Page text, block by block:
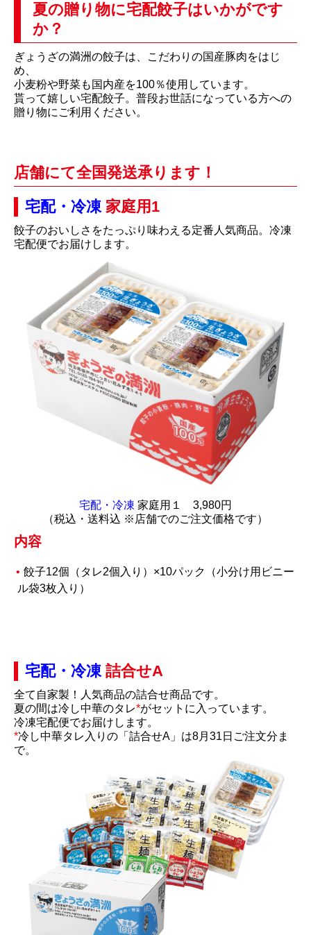
夏の贈り物に宅配餃子はいかがです
か？
ぎょうざの満洲の餃子は、こだわりの国産豚肉をはじ
め、
小麦粉や野菜も国内産を100％使用しています。
貰って嬉しい宅配餃子。普段お世話になっている方への
贈り物にご利用ください。
店舗にて全国発送承ります！
宅配・冷凍家庭用1
餃子のおいしさをたっぷり味わえる定番人気商品。冷凍
宅配便でお届けします。
宅配・冷凍 家庭用１ 3,980円
（税込・送料込 ※店舗でのご注文価格です）
内容
餃子12個（タレ2個入り）×10パック（小分け用ビニー
ル袋3枚入り）
宅配・冷凍 詰合せA
全て自家製！人気商品の詰合せ商品です。
夏の間は冷し中華のタレ*がセットに入っています。
冷凍宅配便でお届けします。
*冷し中華タレ入りの「詰合せA」は8月31日ご注文分ま
で。